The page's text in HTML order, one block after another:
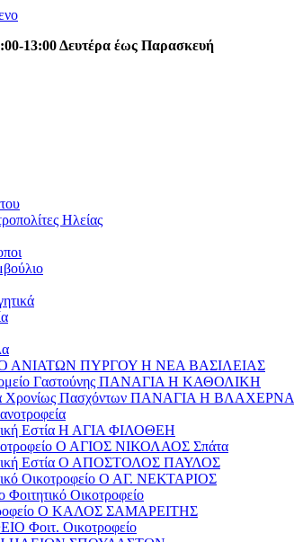
13:00 Δευτέρα έως Παρασκευή
Ηλείας
ΑΝΙΑΤΩΝ ΠΥΡΓΟΥ Η ΝΕΑ ΒΑΣΙΛΕΙΑΣ
Γαστούνης ΠΑΝΑΓΙΑ Η ΚΑΘΟΛΙΚΗ
Χρονίως Πασχόντων ΠΑΝΑΓΙΑ Η ΒΛΑΧΕΡΝΑ
Εστία Η ΑΓΙΑ ΦΙΛΟΘΕΗ
Ο ΑΓΙΟΣ ΝΙΚΟΛΑΟΣ Σπάτα
Εστία Ο ΑΠΟΣΤΟΛΟΣ ΠΑΥΛΟΣ
Οικοτροφείο Ο ΑΓ. ΝΕΚΤΑΡΙΟΣ
Φοιτητικό Οικοτροφείο
Ο ΚΑΛΟΣ ΣΑΜΑΡΕΙΤΗΣ
Φοιτ. Οικοτροφείο